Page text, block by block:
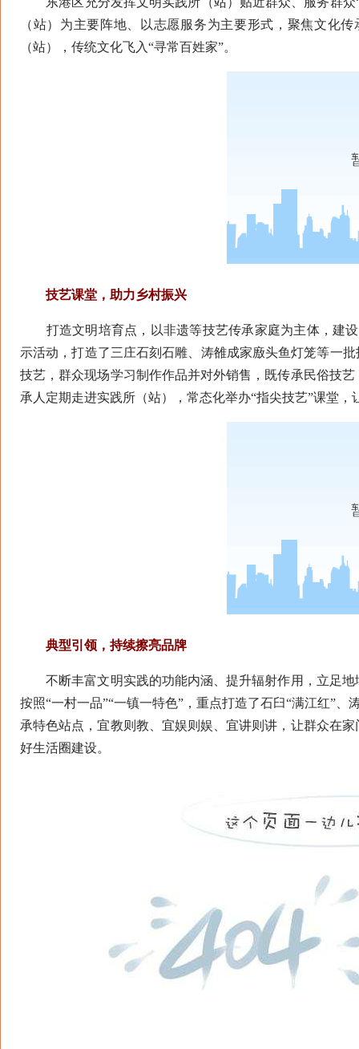
（站）为主要阵地、以志愿服务为主要形式，聚焦文化
（站），传统文化飞入“寻常百姓家”。
技艺课堂，助力乡村振兴
打造文明培育点，以非遗等技艺传承家庭为主体，建设
示活动，打造了三庄石刻石雕、涛雒成家廒头鱼灯笼等一
技艺，群众现场学习制作作品并对外销售，既传承民俗技
承人定期走进实践所（站），常态化举办“指尖技艺”课堂
典型引领，持续擦亮品牌
不断丰富文明实践的功能内涵、提升辐射作用，立足地
按照“一村一品”“一镇一特色”，重点打造了石臼“满江红”、
承特色站点，宜教则教、宜娱则娱、宜讲则讲，让群众在
好生活圈建设。